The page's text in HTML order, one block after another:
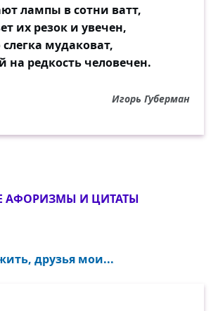
лампы в сотни ватт,
их резок и увечен,
слегка мудаковат,
на редкость человечен.
Игорь Губерман
АФОРИЗМЫ И ЦИТАТЫ
друзья мои...